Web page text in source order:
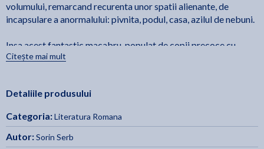
volumului, remarcand recurenta unor spatii alienante, de
incapsulare a anormalului: pivnita, podul, casa, azilul de nebuni.
Insa acest fantastic macabru, populat de copii precoce cu
sensibilitati maladive, perversi, batrani senili si debili mintal, e
agresiv si semi-analfabet. Tocmai aceasta versatilitate a
realiste, observatii psihologice si replici pline de umor, face ca
volumul sa se preteze unor grile de lectura variate.
Citește mai mult
Detaliile produsului
Categoria:Literatura Romana
Autor:Sorin Serb